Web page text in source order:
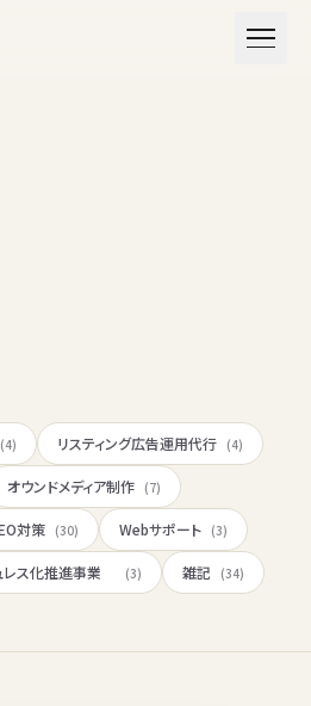
メニ
(4) リスティング広告運用代行 (4)
オウンドメディア制作 (7)
対策 (30) Webサポート (3)
レス化推進事業 (3) 雑記 (34)